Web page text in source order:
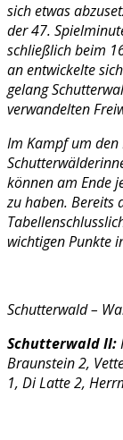
sich etwas
der 47.
schließlich beim
an entwickelte
gelang
verwandelten
Im Kampf um
können am Ende
zu haben. Bereits
wichtigen Punkte
Schutterwald –
Schutterwald II:
Braunstein 2,
1, Di Latte 2,